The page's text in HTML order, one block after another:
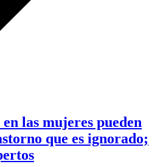
las mujeres pueden
que es ignorado;